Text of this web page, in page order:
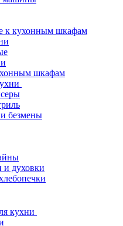
к кухонным шкафам
шкафам
безмены
духовки
кухни